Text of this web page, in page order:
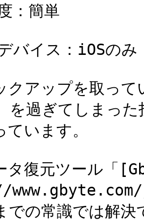
：簡単
イス：iOSのみ
クアップを取っ
を過ぎてしまっ
います。
タ復元ツール「
での常識では解